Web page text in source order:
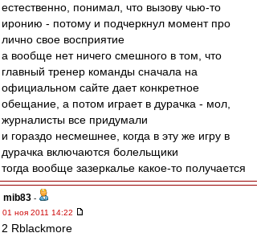
естественно, понимал, что вызову чью-то
иронию - потому и подчеркнул момент про
лично свое восприятие
а вообще нет ничего смешного в том, что
главный тренер команды сначала на
официальном сайте дает конкретное
обещание, а потом играет в дурачка - мол,
журналисты все придумали
и гораздо несмешнее, когда в эту же игру в
дурачка включаются болельщики
тогда вообще зазеркалье какое-то получается
mib83 -
01 ноя 2011 14:22
2 Rblackmore